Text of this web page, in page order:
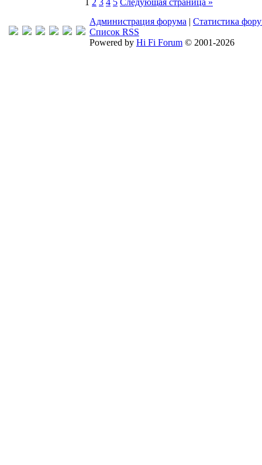
2 3 4 5 Следующая страница »
Администрация форума | Статистика
Список RSS
Powered by Hi Fi Forum © 2001-2026